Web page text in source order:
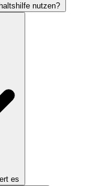
nutzen?
es